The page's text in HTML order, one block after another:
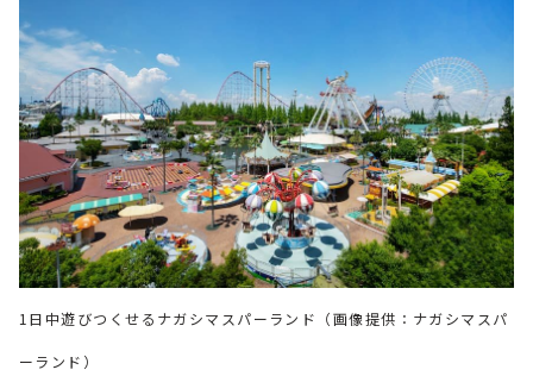
1日中遊びつくせるナガシマスパーランド（画像提供：ナガシマスパ
ーランド）